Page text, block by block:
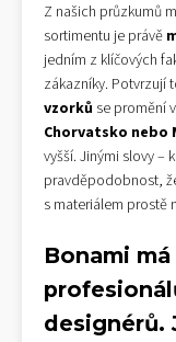
Z našich průzkumů
sortimentu je právě
jedním z klíčových
zákazníky. Potvrzují
vzorků se promění
Chorvatsko nebo
vyšší. Jinými slovy –
pravděpodobnost,
s materiálem prostě
Bonami
designérů.